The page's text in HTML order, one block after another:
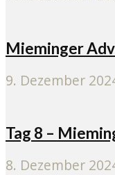
Mieminger
9. Dezember
Tag 8 –
8. Dezember